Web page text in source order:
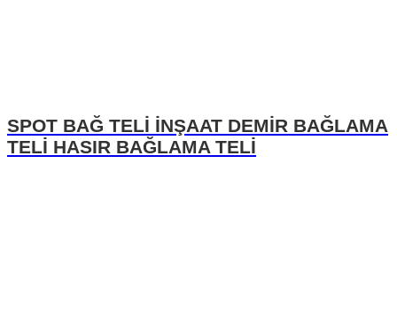
SPOT BAĞ TELİ İNŞAAT DEMİR BAĞLAMA
TELİ HASIR BAĞLAMA TELİ